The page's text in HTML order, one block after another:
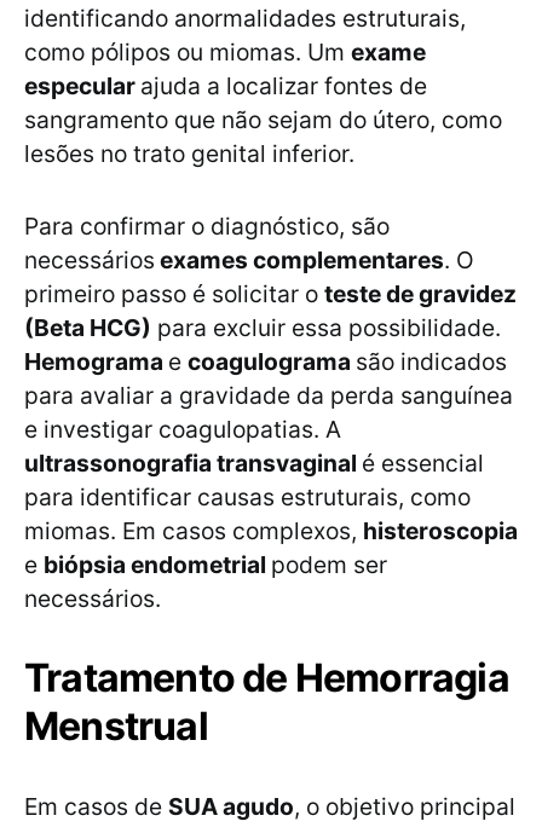
identificando anormalidades estruturais,
como pólipos ou miomas. Um exame
especular ajuda a localizar fontes de
sangramento que não sejam do útero, como
lesões no trato genital inferior.
Para confirmar o diagnóstico, são
necessários exames complementares. O
primeiro passo é solicitar o teste de gravidez
(Beta HCG) para excluir essa possibilidade.
Hemograma e coagulograma são indicados
para avaliar a gravidade da perda sanguínea
e investigar coagulopatias. A
ultrassonografia transvaginal é essencial
para identificar causas estruturais, como
miomas. Em casos complexos, histeroscopia
e biópsia endometrial podem ser
necessários.
Tratamento de Hemorragia
Menstrual
Em casos de SUA agudo, o objetivo principal